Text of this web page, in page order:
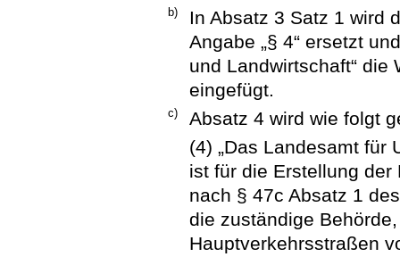
b)
In Absatz 3 Satz 1 wird
Angabe „§ 4“ ersetzt
und Landwirtschaft“ die
eingefügt.
c)
Absatz 4 wird wie folgt
(4) „Das Landesamt für
ist für die Erstellung
nach § 47c Absatz 1
die zuständige
Hauptverkehrsstraßen